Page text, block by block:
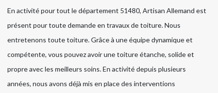
En activité pour tout le département 51480, Artisan Allemand est
présent pour toute demande en travaux de toiture. Nous
entretenons toute toiture. Grâce à une équipe dynamique et
compétente, vous pouvez avoir une toiture étanche, solide et
propre avec les meilleurs soins. En activité depuis plusieurs
années, nous avons déjà mis en place des interventions